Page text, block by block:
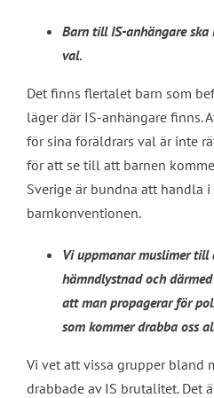
Barn till IS-anhängare
val.
Det finns flertalet barn som
läger där IS-anhängare finns.
för sina föräldrars val är inte
för att se till att barnen
Sverige är bundna att handla
barnkonventionen.
Vi uppmanar muslimer
hämndlystnad och
att man propagerar för
som kommer drabba oss
Vi vet att vissa grupper bland
drabbade av IS brutalitet. Det